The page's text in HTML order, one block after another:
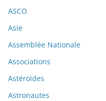
ASCO
Asie
Assemblée Nationale
Associations
Astéroïdes
Astronautes